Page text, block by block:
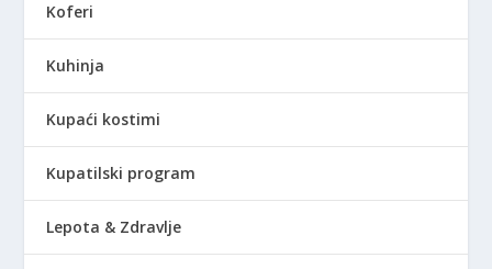
Koferi
Kuhinja
Kupaći kostimi
Kupatilski program
Lepota & Zdravlje